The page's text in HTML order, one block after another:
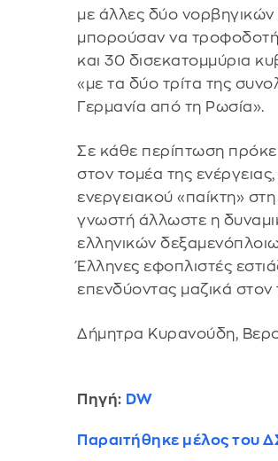
με άλλες δύο νορβηγικών
μπορούσαν να
και 30 δισεκατομμύρια
«με τα δύο τρίτα της
Γερμανία από τη Ρωσία».
Σε κάθε περίπτωση
στον τομέα της
ενεργειακού «παίκτη»
γνωστή άλλωστε η
ελληνικών
Έλληνες εφοπλιστές
επενδύοντας μαζικά στον
Δήμητρα Κυρανούδη,
Πηγή: DW
Παραιτήθηκε μέλος του